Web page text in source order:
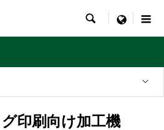
 menu
印刷向け加工機